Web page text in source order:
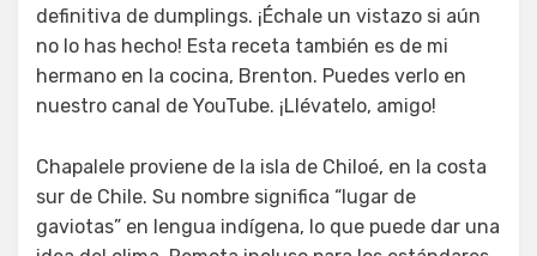
definitiva de dumplings. ¡Échale un vistazo si aún
no lo has hecho! Esta receta también es de mi
hermano en la cocina, Brenton. Puedes verlo en
nuestro canal de YouTube. ¡Llévatelo, amigo!
Chapalele proviene de la isla de Chiloé, en la costa
sur de Chile. Su nombre significa “lugar de
gaviotas” en lengua indígena, lo que puede dar una